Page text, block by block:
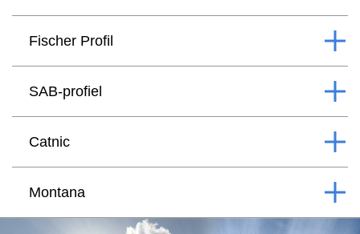
Fischer Profil
SAB-profiel
Catnic
Montana